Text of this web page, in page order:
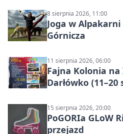
8 sierpnia 2026, 11:00
Joga w
Górnicza
11 sierpnia 2026, 06:00
Fajna Kolonia
Darłówko
15 sierpnia 2026, 20:00
PoGORIa GLoW
przejazd